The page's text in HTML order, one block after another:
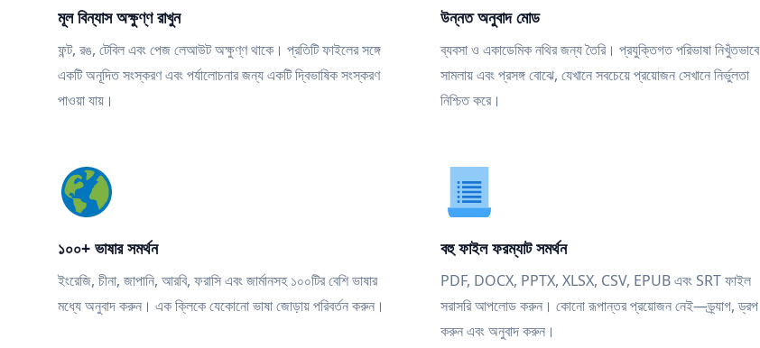
মূল বিন্যাস অক্ষুণ্ণ রাখুন
ফন্ট, রঙ, টেবিল এবং পেজ লেআউট অক্ষুণ্ণ থাকে। প্রতিটি ফাইলের সঙ্গে
একটি অনূদিত সংস্করণ এবং পর্যালোচনার জন্য একটি দ্বিভাষিক সংস্করণ
পাওয়া যায়।
উন্নত অনুবাদ মোড
ব্যবসা ও একাডেমিক নথির জন্য তৈরি। প্রযুক্তিগত পরিভাষা নিখুঁতভাবে
সামলায় এবং প্রসঙ্গ বোঝে, যেখানে সবচেয়ে প্রয়োজন সেখানে নির্ভুলতা
নিশ্চিত করে।
১০০+ ভাষার সমর্থন
ইংরেজি, চীনা, জাপানি, আরবি, ফরাসি এবং জার্মানসহ ১০০টির বেশি ভাষার
মধ্যে অনুবাদ করুন। এক ক্লিকে যেকোনো ভাষা জোড়ায় পরিবর্তন করুন।
বহু ফাইল ফরম্যাট সমর্থন
PDF, DOCX, PPTX, XLSX, CSV, EPUB এবং SRT ফাইল
সরাসরি আপলোড করুন। কোনো রূপান্তর প্রয়োজন নেই—ড্র্যাগ, ড্রপ
করুন এবং অনুবাদ করুন।